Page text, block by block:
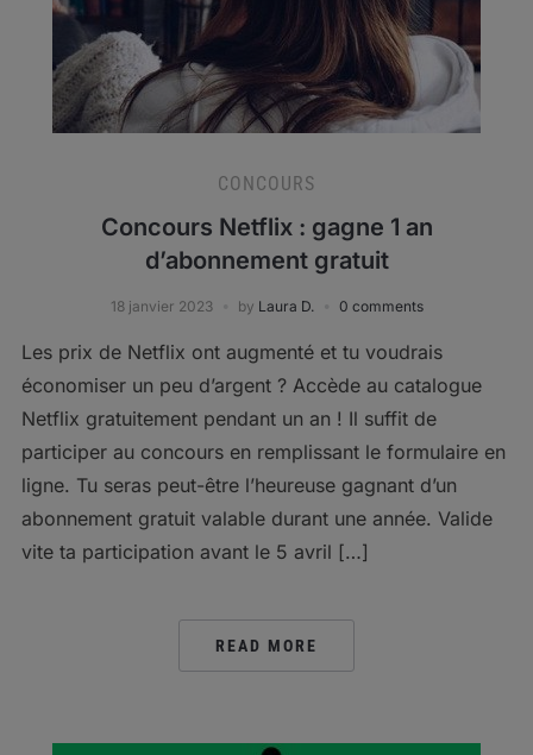
CONCOURS
Concours Netflix : gagne 1 an
d’abonnement gratuit
18 janvier 2023 by Laura D. 0 comments
Les prix de Netflix ont augmenté et tu voudrais
économiser un peu d’argent ? Accède au catalogue
Netflix gratuitement pendant un an ! Il suffit de
participer au concours en remplissant le formulaire en
ligne. Tu seras peut-être l’heureuse gagnant d’un
abonnement gratuit valable durant une année. Valide
vite ta participation avant le 5 avril […]
READ MORE